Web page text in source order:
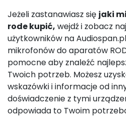
Jeżeli zastanawiasz się jaki
rode kupić, wejdź i zobacz
użytkowników na
mikrofonów do aparatów
pomocne aby znaleźć
Twoich potrzeb. Możesz
wskazówki i informacje od
doświadczenie z tymi
odpowiada to Twoim